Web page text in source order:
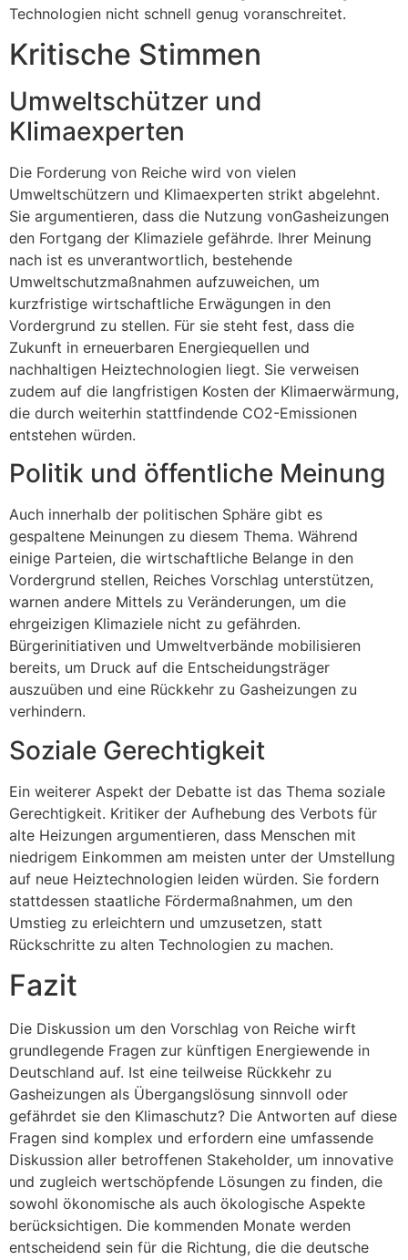
Technologien nicht schnell genug voranschreitet.
Kritische Stimmen
Umweltschützer und
Klimaexperten
Die Forderung von Reiche wird von vielen
Umweltschützern und Klimaexperten strikt abgelehnt.
Sie argumentieren, dass die Nutzung vonGasheizungen
den Fortgang der Klimaziele gefährde. Ihrer Meinung
nach ist es unverantwortlich, bestehende
Umweltschutzmaßnahmen aufzuweichen, um
kurzfristige wirtschaftliche Erwägungen in den
Vordergrund zu stellen. Für sie steht fest, dass die
Zukunft in erneuerbaren Energiequellen und
nachhaltigen Heiztechnologien liegt. Sie verweisen
zudem auf die langfristigen Kosten der Klimaerwärmung,
die durch weiterhin stattfindende CO2-Emissionen
entstehen würden.
Politik und öffentliche Meinung
Auch innerhalb der politischen Sphäre gibt es
gespaltene Meinungen zu diesem Thema. Während
einige Parteien, die wirtschaftliche Belange in den
Vordergrund stellen, Reiches Vorschlag unterstützen,
warnen andere Mittels zu Veränderungen, um die
ehrgeizigen Klimaziele nicht zu gefährden.
Bürgerinitiativen und Umweltverbände mobilisieren
bereits, um Druck auf die Entscheidungsträger
auszuüben und eine Rückkehr zu Gasheizungen zu
verhindern.
Soziale Gerechtigkeit
Ein weiterer Aspekt der Debatte ist das Thema soziale
Gerechtigkeit. Kritiker der Aufhebung des Verbots für
alte Heizungen argumentieren, dass Menschen mit
niedrigem Einkommen am meisten unter der Umstellung
auf neue Heiztechnologien leiden würden. Sie fordern
stattdessen staatliche Fördermaßnahmen, um den
Umstieg zu erleichtern und umzusetzen, statt
Rückschritte zu alten Technologien zu machen.
Fazit
Die Diskussion um den Vorschlag von Reiche wirft
grundlegende Fragen zur künftigen Energiewende in
Deutschland auf. Ist eine teilweise Rückkehr zu
Gasheizungen als Übergangslösung sinnvoll oder
gefährdet sie den Klimaschutz? Die Antworten auf diese
Fragen sind komplex und erfordern eine umfassende
Diskussion aller betroffenen Stakeholder, um innovative
und zugleich wertschöpfende Lösungen zu finden, die
sowohl ökonomische als auch ökologische Aspekte
berücksichtigen. Die kommenden Monate werden
entscheidend sein für die Richtung, die die deutsche